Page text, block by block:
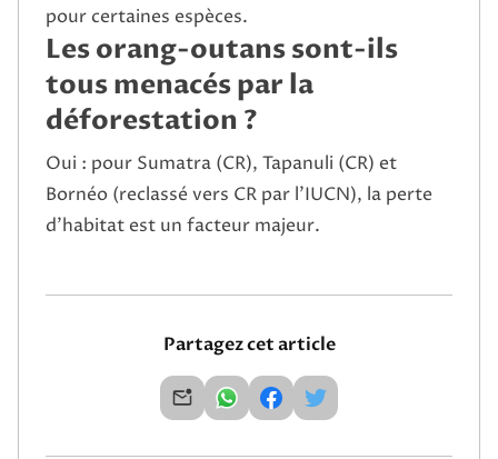
pour certaines espèces.
Les orang-outans sont-ils
tous menacés par la
déforestation ?
Oui : pour Sumatra (CR), Tapanuli (CR) et
Bornéo (reclassé vers CR par l’IUCN), la perte
d’habitat est un facteur majeur.
Partagez cet article